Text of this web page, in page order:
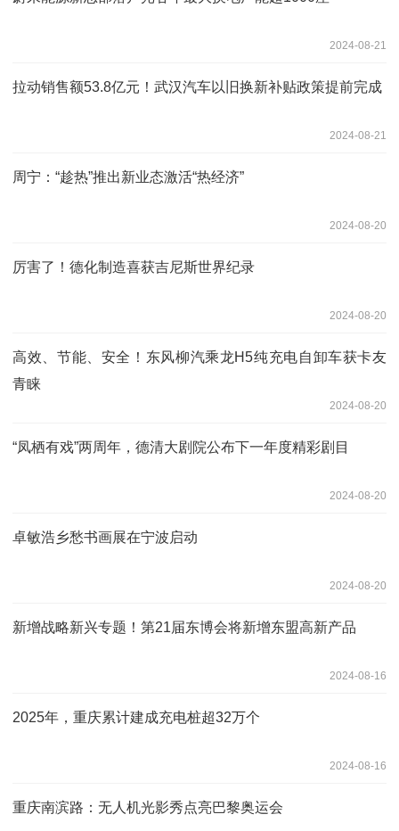
2024-08-21
拉动销售额53.8亿元！武汉汽车以旧换新补贴政策提前完成
2024-08-21
周宁：“趁热”推出新业态激活“热经济”
2024-08-20
厉害了！德化制造喜获吉尼斯世界纪录
2024-08-20
高效、节能、安全！东风柳汽乘龙H5纯充电自卸车获卡友
青睐
2024-08-20
“凤栖有戏”两周年，德清大剧院公布下一年度精彩剧目
2024-08-20
卓敏浩乡愁书画展在宁波启动
2024-08-20
新增战略新兴专题！第21届东博会将新增东盟高新产品
2024-08-16
2025年，重庆累计建成充电桩超32万个
2024-08-16
重庆南滨路：无人机光影秀点亮巴黎奥运会